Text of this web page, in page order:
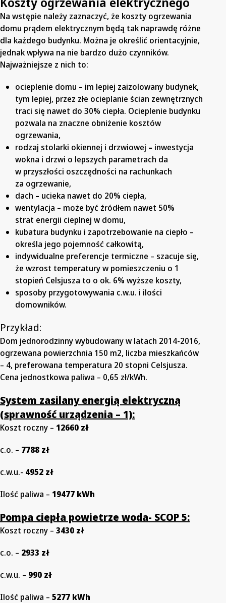
Na wstępie należy zaznaczyć, że koszty ogrzewania
domu prądem elektrycznym będą tak naprawdę różne
dla każdego budynku. Można je określić orientacyjnie,
jednak wpływa na nie bardzo dużo czynników.
Najważniejsze z nich to:
ocieplenie domu – im lepiej zaizolowany budynek,
tym lepiej, przez złe ocieplanie ścian zewnętrznych
traci się nawet do 30% ciepła. Ocieplenie budynku
pozwala na znaczne obniżenie kosztów
ogrzewania,
rodzaj stolarki okiennej i drzwiowej – inwestycja
wokna i drzwi o lepszych parametrach da
w przyszłości oszczędności na rachunkach
za ogrzewanie,
dach – ucieka nawet do 20% ciepła,
wentylacja – może być źródłem nawet 50%
strat energii cieplnej w domu,
kubatura budynku i zapotrzebowanie na ciepło –
określa jego pojemność całkowitą,
indywidualne preferencje termiczne – szacuje się,
że wzrost temperatury w pomieszczeniu o 1
stopień Celsjusza to o ok. 6% wyższe koszty,
sposoby przygotowywania c.w.u. i ilości
domowników.
Przykład:
Dom jednorodzinny wybudowany w latach 2014-2016,
ogrzewana powierzchnia 150 m2, liczba mieszkańców
– 4, preferowana temperatura 20 stopni Celsjusza.
Cena jednostkowa paliwa – 0,65 zł/kWh.
System zasilany energią elektryczną
(sprawność urządzenia – 1):
Koszt roczny – 12660 zł
c.o. – 7788 zł
c.w.u.- 4952 zł
Ilość paliwa – 19477 kWh
Pompa ciepła powietrze woda- SCOP 5:
Koszt roczny – 3430 zł
c.o. – 2933 zł
c.w.u. – 990 zł
Ilość paliwa – 5277 kWh